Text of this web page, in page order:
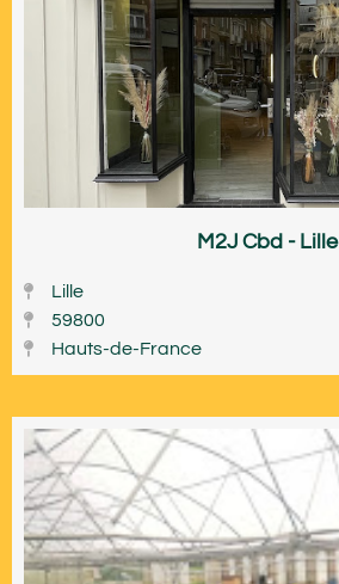
M2J Cbd - Lille
Lille
59800
Hauts-de-France